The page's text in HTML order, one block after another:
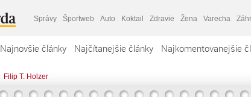
Správy Športweb Auto Koktail Zdravie Žena Varecha
Najnovšie články Najčítanejšie články Najkomentovanejšie
Filip T. Holzer